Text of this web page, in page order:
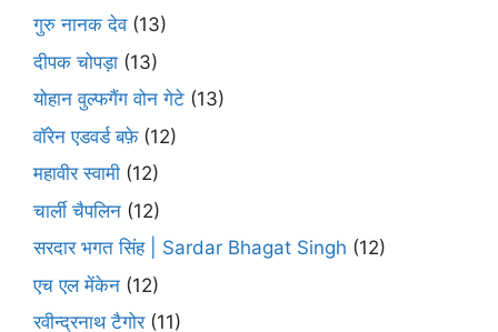
गुरु नानक देव(13)
दीपक चोपड़ा (13)
योहान वुल्फगैंग वोन गेटे (13)
वॉरेन एडवर्ड बफ़े(12)
महावीर स्वामी (12)
चार्ली चैपलिन (12)
सरदार भगत सिंह | Sardar Bhagat Singh (12)
एच एल मेंकेन (12)
रवीन्द्रनाथ टैगोर(11)